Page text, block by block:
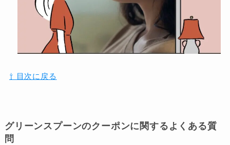
⇧ 目次に戻る
グリーンスプーンのクーポンに関するよくある質
問